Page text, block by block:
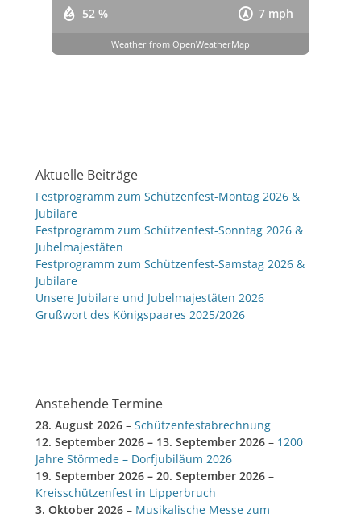
52 % 7 mph
Weather from OpenWeatherMap
Aktuelle Beiträge
Festprogramm zum Schützenfest-Montag 2026 &
Jubilare
Festprogramm zum Schützenfest-Sonntag 2026 &
Jubelmajestäten
Festprogramm zum Schützenfest-Samstag 2026 &
Jubilare
Unsere Jubilare und Jubelmajestäten 2026
Grußwort des Königspaares 2025/2026
Anstehende Termine
28. August 2026 – Schützenfestabrechnung
12. September 2026 – 13. September 2026 – 1200
Jahre Störmede – Dorfjubiläum 2026
19. September 2026 – 20. September 2026 –
Kreisschützenfest in Lipperbruch
3. Oktober 2026 – Musikalische Messe zum